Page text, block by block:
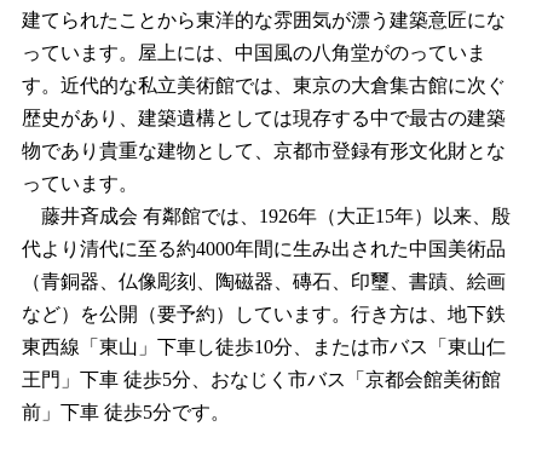
建てられたことから東洋的な雰囲気が漂う建築意匠にな
っています。屋上には、中国風の八角堂がのっていま
す。近代的な私立美術館では、東京の大倉集古館に次ぐ
歴史があり、建築遺構としては現存する中で最古の建築
物であり貴重な建物として、京都市登録有形文化財とな
っています。
藤井斉成会 有鄰館では、1926年（大正15年）以来、殷
代より清代に至る約4000年間に生み出された中国美術品
（青銅器、仏像彫刻、陶磁器、磚石、印璽、書蹟、絵画
など）を公開（要予約）しています。行き方は、地下鉄
東西線「東山」下車し徒歩10分、または市バス「東山仁
王門」下車 徒歩5分、おなじく市バス「京都会館美術館
前」下車 徒歩5分です。